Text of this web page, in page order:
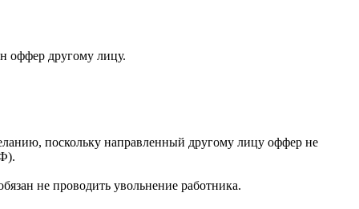
оффер другому лицу.
поскольку направленный другому лицу оффер не
не проводить увольнение работника.